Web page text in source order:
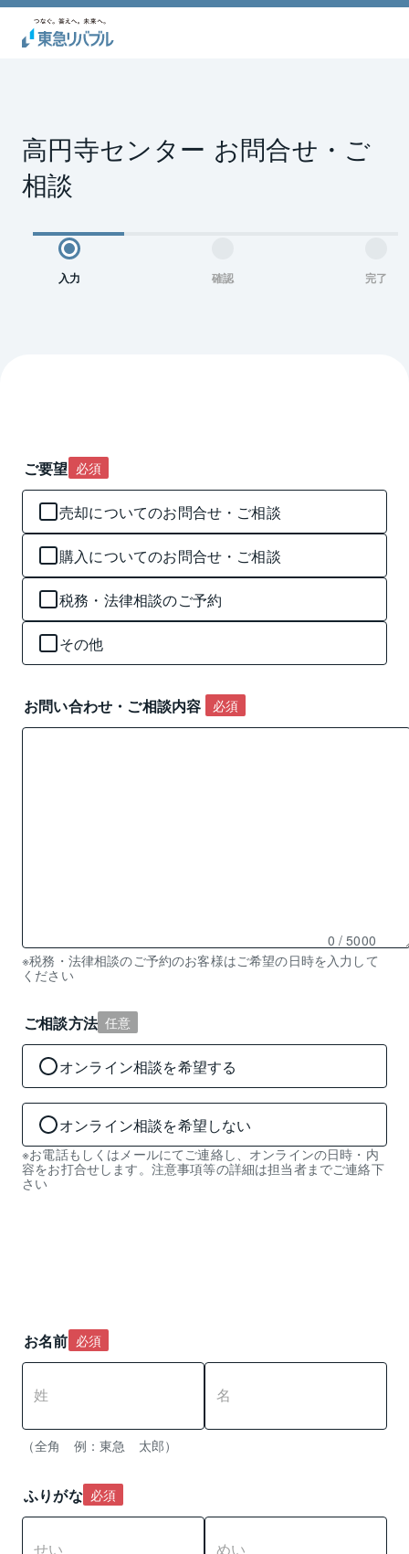
高円寺センター お問合せ・ご
相談
入力 確認 完了
ご要望 必須
売却についてのお問合せ・ご相談
購入についてのお問合せ・ご相談
税務・法律相談のご予約
その他
必須
残
り
文
字
力
可
0 / 5000
※税務・法律相談のご予約のお客様はご希望の日時を入力して
ください
ご相談方法 任意
オンライン相談を希望する
オンライン相談を希望しない
※お電話もしくはメールにてご連絡し、オンラインの日時・内
容をお打合せします。注意事項等の詳細は担当者までご連絡下
さい
お名前 必須
（全角　例：東急　太郎）
ふりがな 必須